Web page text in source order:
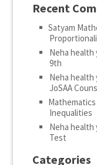
Recent
Satyam
Neha health
9th
Neha health
JoSAA
Mathematics
Inequalities
Neha health
Test
Categories